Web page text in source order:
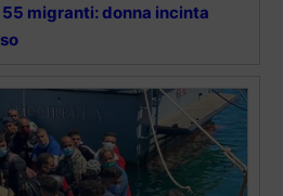
migranti: donna incinta